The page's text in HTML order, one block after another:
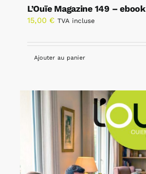
L’Ouïe Magazine 149 – ebook
15,00 € TVA incluse
Ajouter au panier